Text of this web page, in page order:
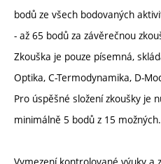
bodů ze všech bodovaných
- až 65 bodů za závěrečnou
Zkouška je pouze písemná,
Optika, C-Termodynamika, D-
Pro úspěšné složení zkoušky je
minimálně 5 bodů z 15 možných.